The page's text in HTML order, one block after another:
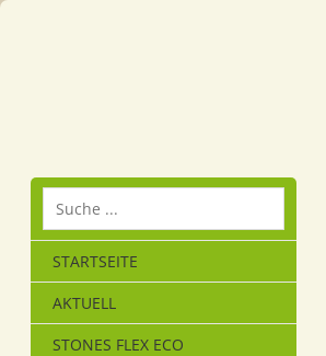
STARTSEITE
AKTUELL
STONES FLEX ECO